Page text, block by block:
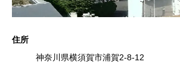
住所
神奈川県横須賀市浦賀2-8-12